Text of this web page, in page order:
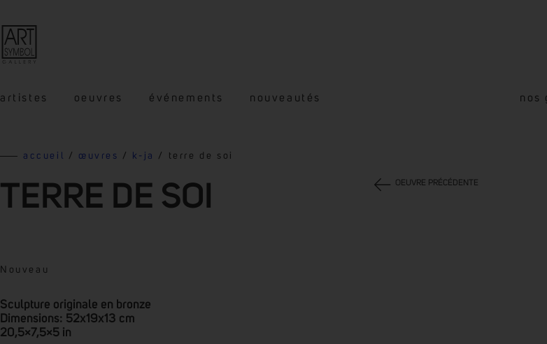
artistes oeuvres événements nouveautés nos
accueil / œuvres / k-ja / terre de soi
TERRE DE SOI
Nouveau
Sculpture originale en bronze
Dimensions: 52x19x13 cm
20,5×7,5×5 in
OEUVRE PRÉCÉDENTE